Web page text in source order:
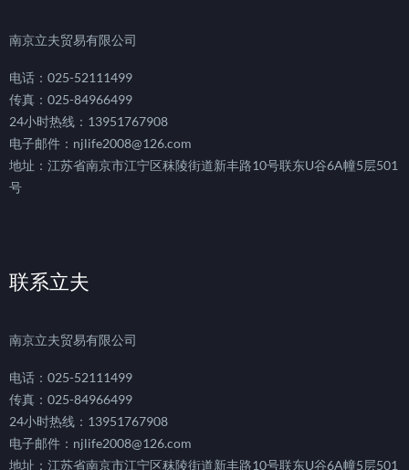
南京立夫贸易有限公司
电话：025-52111499
传真：025-84966499
24小时热线：13951767908
电子邮件：njlife2008@126.com
地址：江苏省南京市江宁区秣陵街道新丰路10号联东U谷6A幢5层501
号
联系立夫
南京立夫贸易有限公司
电话：025-52111499
传真：025-84966499
24小时热线：13951767908
电子邮件：njlife2008@126.com
地址：江苏省南京市江宁区秣陵街道新丰路10号联东U谷6A幢5层501